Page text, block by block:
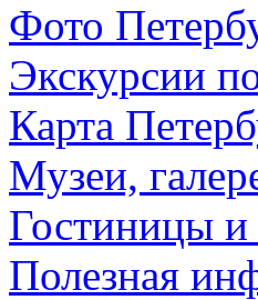
Фото
Экскурсии
Карта
Музеи,
Гостиницы и
Полезная